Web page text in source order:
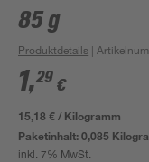
85 g
Produktdetails |
1,29 €
15,18 € / Kilogramm
Paketinhalt:0,085
inkl. 7% MwSt.